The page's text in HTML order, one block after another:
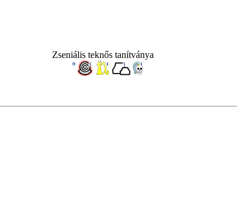
Zseniális teknős tanítványa